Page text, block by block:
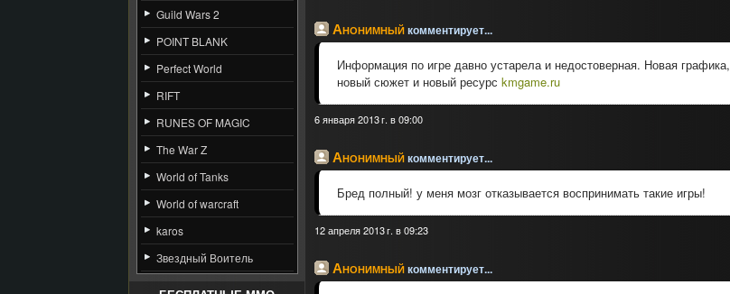
Guild Wars 2
POINT BLANK
Perfect World
RIFT
RUNES OF MAGIC
The War Z
World of Tanks
World of warcraft
karos
Звездный Воитель
Анонимныйкомментирует...
Информация по игре давно устарела и недостоверная. Новая графика,
новый сюжет и новый ресурс kmgame.ru
6 января 2013 г. в 09:00
Анонимныйкомментирует...
Бред полный! у меня мозг отказывается воспринимать такие игры!
12 апреля 2013 г. в 09:23
Анонимныйкомментирует...